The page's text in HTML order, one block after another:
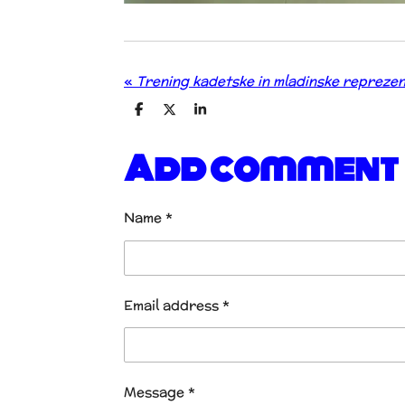
« Trening kadetske in mladinske
S
r
e
S
r
e
S
r
e
Add comment
Name *
Email address *
Message *